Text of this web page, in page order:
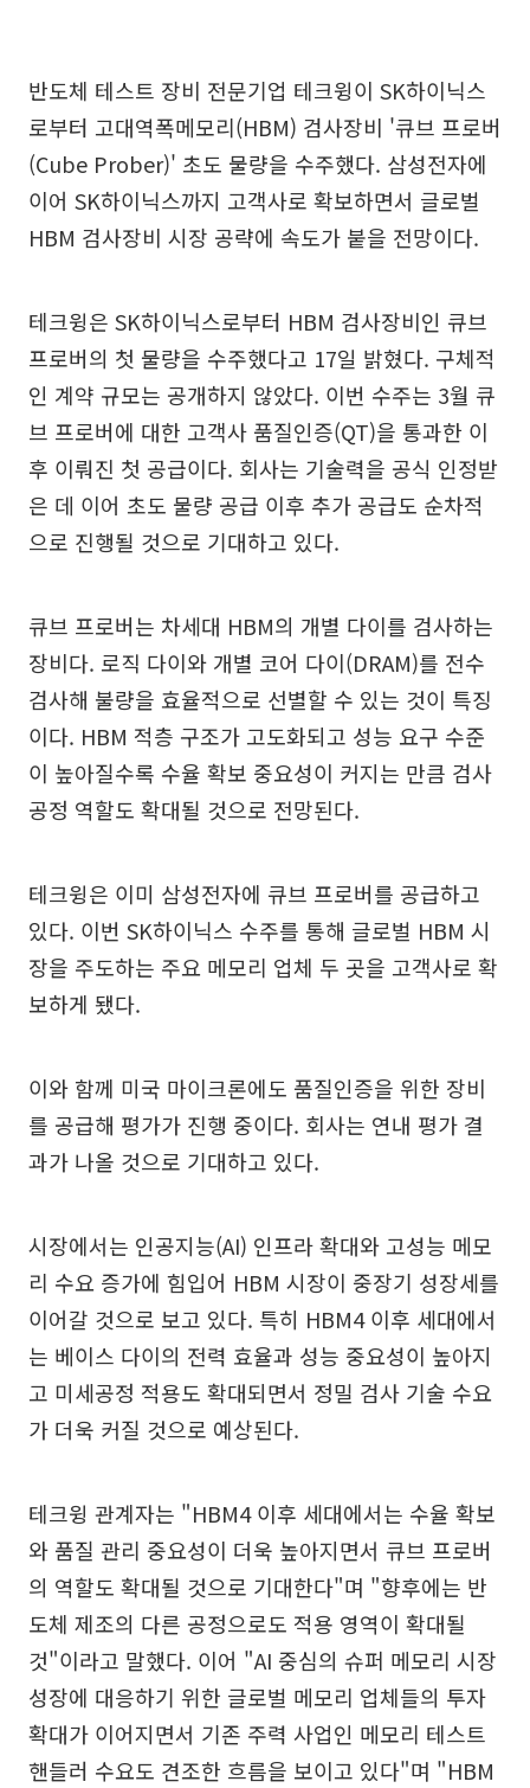
반도체 테스트 장비 전문기업 테크윙이 SK하이닉스
로부터 고대역폭메모리(HBM) 검사장비 '큐브 프로버
(Cube Prober)' 초도 물량을 수주했다. 삼성전자에
이어 SK하이닉스까지 고객사로 확보하면서 글로벌
HBM 검사장비 시장 공략에 속도가 붙을 전망이다.
테크윙은 SK하이닉스로부터 HBM 검사장비인 큐브
프로버의 첫 물량을 수주했다고 17일 밝혔다. 구체적
인 계약 규모는 공개하지 않았다. 이번 수주는 3월 큐
브 프로버에 대한 고객사 품질인증(QT)을 통과한 이
후 이뤄진 첫 공급이다. 회사는 기술력을 공식 인정받
은 데 이어 초도 물량 공급 이후 추가 공급도 순차적
으로 진행될 것으로 기대하고 있다.
큐브 프로버는 차세대 HBM의 개별 다이를 검사하는
장비다. 로직 다이와 개별 코어 다이(DRAM)를 전수
검사해 불량을 효율적으로 선별할 수 있는 것이 특징
이다. HBM 적층 구조가 고도화되고 성능 요구 수준
이 높아질수록 수율 확보 중요성이 커지는 만큼 검사
공정 역할도 확대될 것으로 전망된다.
테크윙은 이미 삼성전자에 큐브 프로버를 공급하고
있다. 이번 SK하이닉스 수주를 통해 글로벌 HBM 시
장을 주도하는 주요 메모리 업체 두 곳을 고객사로 확
보하게 됐다.
이와 함께 미국 마이크론에도 품질인증을 위한 장비
를 공급해 평가가 진행 중이다. 회사는 연내 평가 결
과가 나올 것으로 기대하고 있다.
시장에서는 인공지능(AI) 인프라 확대와 고성능 메모
리 수요 증가에 힘입어 HBM 시장이 중장기 성장세를
이어갈 것으로 보고 있다. 특히 HBM4 이후 세대에서
는 베이스 다이의 전력 효율과 성능 중요성이 높아지
고 미세공정 적용도 확대되면서 정밀 검사 기술 수요
가 더욱 커질 것으로 예상된다.
테크윙 관계자는 "HBM4 이후 세대에서는 수율 확보
와 품질 관리 중요성이 더욱 높아지면서 큐브 프로버
의 역할도 확대될 것으로 기대한다"며 "향후에는 반
도체 제조의 다른 공정으로도 적용 영역이 확대될
것"이라고 말했다. 이어 "AI 중심의 슈퍼 메모리 시장
성장에 대응하기 위한 글로벌 메모리 업체들의 투자
확대가 이어지면서 기존 주력 사업인 메모리 테스트
핸들러 수요도 견조한 흐름을 보이고 있다"며 "HBM